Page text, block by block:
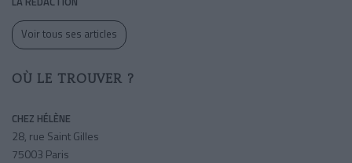
Voir tous ses articles
OÙ LE TROUVER ?
CHEZ HÉLÈNE
28, rue Saint Gilles
75003 Paris